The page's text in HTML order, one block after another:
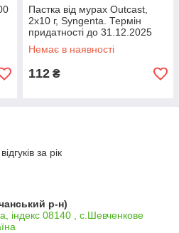
Пастка від мурах Outcast,
2х10 г, Syngenta. Термін
придатності до 31.12.2025
Немає в наявності
112 ₴
за рік
р-н)
індекс 08140 , с.Шевченкове